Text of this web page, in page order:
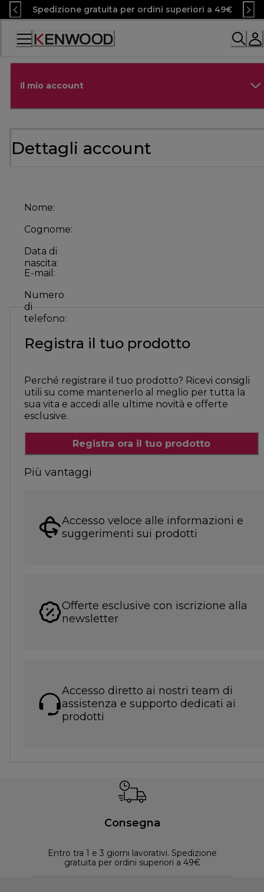
Skip
to
Content
Spedizione gratuita per ordini superiori a 49€
Accessibility
Il mio account
Dettagli account
Nome:
Cognome:
Data di
nascita:
E-mail:
Numero
di
telefono:
Registra il tuo prodotto
Perché registrare il tuo prodotto? Ricevi consigli
utili su come mantenerlo al meglio per tutta la
sua vita e accedi alle ultime novità e offerte
esclusive.
Registra ora il tuo prodotto
Più vantaggi
Accesso veloce alle informazioni e
suggerimenti sui prodotti
Offerte esclusive con iscrizione alla
newsletter
Accesso diretto ai nostri team di
assistenza e supporto dedicati ai
prodotti
Consegna
Entro tra 1 e 3 giorni lavorativi. Spedizione
gratuita per ordini superiori a 49€